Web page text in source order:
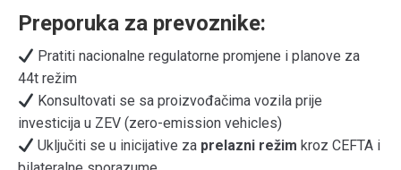
Preporuka za prevoznike:
Pratiti nacionalne regulatorne promjene i planove za
44t režim
Konsultovati se sa proizvođačima vozila prije
investicija u ZEV (zero-emission vehicles)
Uključiti se u inicijative za prelazni režim kroz CEFTA i